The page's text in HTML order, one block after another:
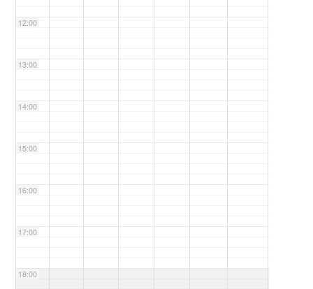
12:00
13:00
14:00
15:00
16:00
17:00
18:00